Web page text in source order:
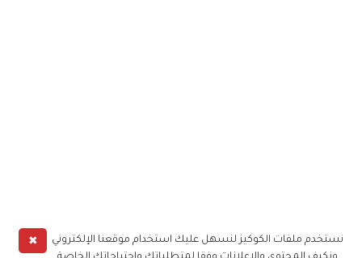
✖
نستخدم ملفات الكوكيز لنسهل عليك استخدام موقعنا الإلكتروني